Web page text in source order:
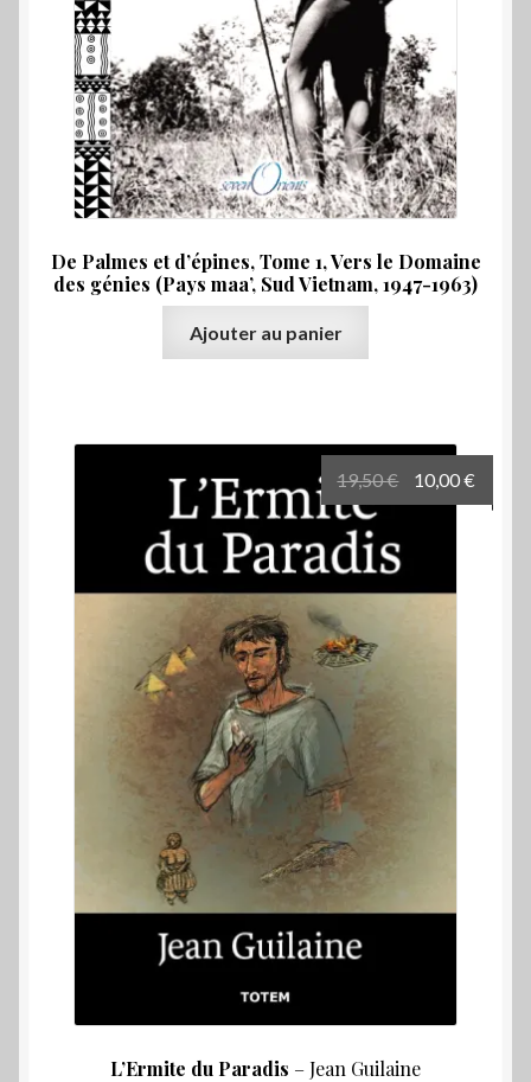
De Palmes et d’épines, Tome 1, Vers le Domaine
des génies (Pays maa’, Sud Vietnam, 1947-1963)
Ajouter au panier
L’Ermite du Paradis – Jean Guilaine
19,50€
Le
prix
était :
19,50 €.
10,00€
prix